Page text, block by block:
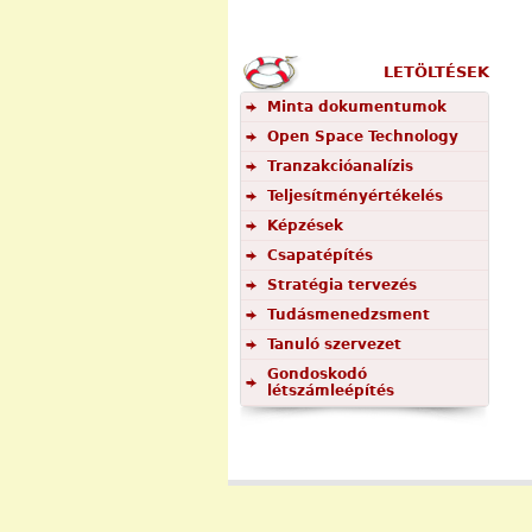
LETÖLTÉSEK
Minta dokumentumok
Open Space Technology
Tranzakcióanalízis
Teljesítményértékelés
Képzések
Csapatépítés
Stratégia tervezés
Tudásmenedzsment
Tanuló szervezet
Gondoskodó
létszámleépítés